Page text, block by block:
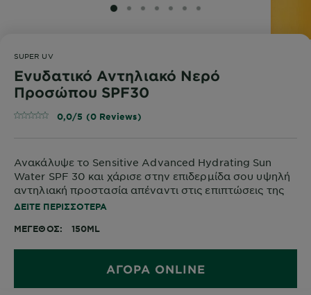
SLIDE 1
SLIDE 2
SLIDE 3
SLIDE 4
SLIDE 5
SLIDE 6
SLIDE 7
SUPER UV
Ενυδατικό Αντηλιακό Νερό
Προσώπου SPF30
0,0/5 (0 Reviews)
Ανακάλυψε το Sensitive Advanced Hydrating Sun
Water SPF 30 και χάρισε στην επιδερμίδα σου υψηλή
αντηλιακή προστασία απέναντι στις επιπτώσεις της
UV ακτινοβολίας, με τριπλή ανθεκτικότητα στο νερό,
διαρκεί. Η εξαιρετικά ελαφριά, μη λιπαρή υφή του
απορροφάται άμεσα, αφήνοντας ένα αόρατο,
ΔΕΊΤΕ ΠΕΡΙΣΣΌΤΕΡΑ
ΜΈΓΕΘΟΣ
150ML
ΑΓΟΡΑ ONLINE